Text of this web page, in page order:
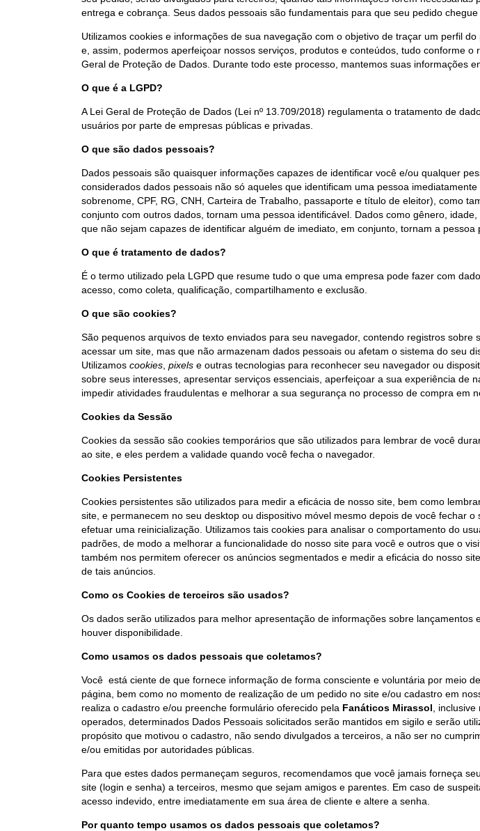
entrega e cobrança. Seus dados pessoais são fundamentais para que seu pedido chegue
Utilizamos cookies e informações de sua navegação com o objetivo de traçar um perfil
e, assim, podermos aperfeiçoar nossos serviços, produtos e conteúdos, tudo conforme o
Geral de Proteção de Dados. Durante todo este processo, mantemos suas informações
O que é a LGPD?
A Lei Geral de Proteção de Dados (Lei nº 13.709/2018) regulamenta o tratamento de
usuários por parte de empresas públicas e privadas.
O que são dados pessoais?
Dados pessoais são quaisquer informações capazes de identificar você e/ou qualquer
considerados dados pessoais não só aqueles que identificam uma pessoa imediatamente
sobrenome, CPF, RG, CNH, Carteira de Trabalho, passaporte e título de eleitor), como
conjunto com outros dados, tornam uma pessoa identificável. Dados como gênero,
que não sejam capazes de identificar alguém de imediato, em conjunto, tornam a pessoa
O que é tratamento de dados?
É o termo utilizado pela LGPD que resume tudo o que uma empresa pode fazer com
acesso, como coleta, qualificação, compartilhamento e exclusão.
O que são cookies?
São pequenos arquivos de texto enviados para seu navegador, contendo registros sobre
acessar um site, mas que não armazenam dados pessoais ou afetam o sistema do seu
Utilizamos cookies pixels e outras tecnologias para reconhecer seu navegador ou
sobre seus interesses, apresentar serviços essenciais, aperfeiçoar a sua experiência de
impedir atividades fraudulentas e melhorar a sua segurança no processo de compra em
Cookies da Sessão
Cookies da sessão são cookies temporários que são utilizados para lembrar de você
ao site, e eles perdem a validade quando você fecha o navegador.
Cookies Persistentes
Cookies persistentes são utilizados para medir a eficácia de nosso site, bem como
site, e permanecem no seu desktop ou dispositivo móvel mesmo depois de você fechar o
efetuar uma reinicialização. Utilizamos tais cookies para analisar o comportamento do
padrões, de modo a melhorar a funcionalidade do nosso site para você e outros que o
também nos permitem oferecer os anúncios segmentados e medir a eficácia do nosso
de tais anúncios.
Como os Cookies de terceiros são usados?
Os dados serão utilizados para melhor apresentação de informações sobre lançamentos
houver disponibilidade.
Como usamos os dados pessoais que coletamos?
Você está ciente de que fornece informação de forma consciente e voluntária por meio
página, bem como no momento de realização de um pedido no site e/ou cadastro em
realiza o cadastro e/ou preenche formulário oferecido pela Fanáticos Mirassol ,
operados, determinados Dados Pessoais solicitados serão mantidos em sigilo e serão
propósito que motivou o cadastro, não sendo divulgados a terceiros, a não ser no
e/ou emitidas por autoridades públicas.
Para que estes dados permaneçam seguros, recomendamos que você jamais forneça
site (login e senha) a terceiros, mesmo que sejam amigos e parentes. Em caso de
acesso indevido, entre imediatamente em sua área de cliente e altere a senha.
Por quanto tempo usamos os dados pessoais que coletamos?